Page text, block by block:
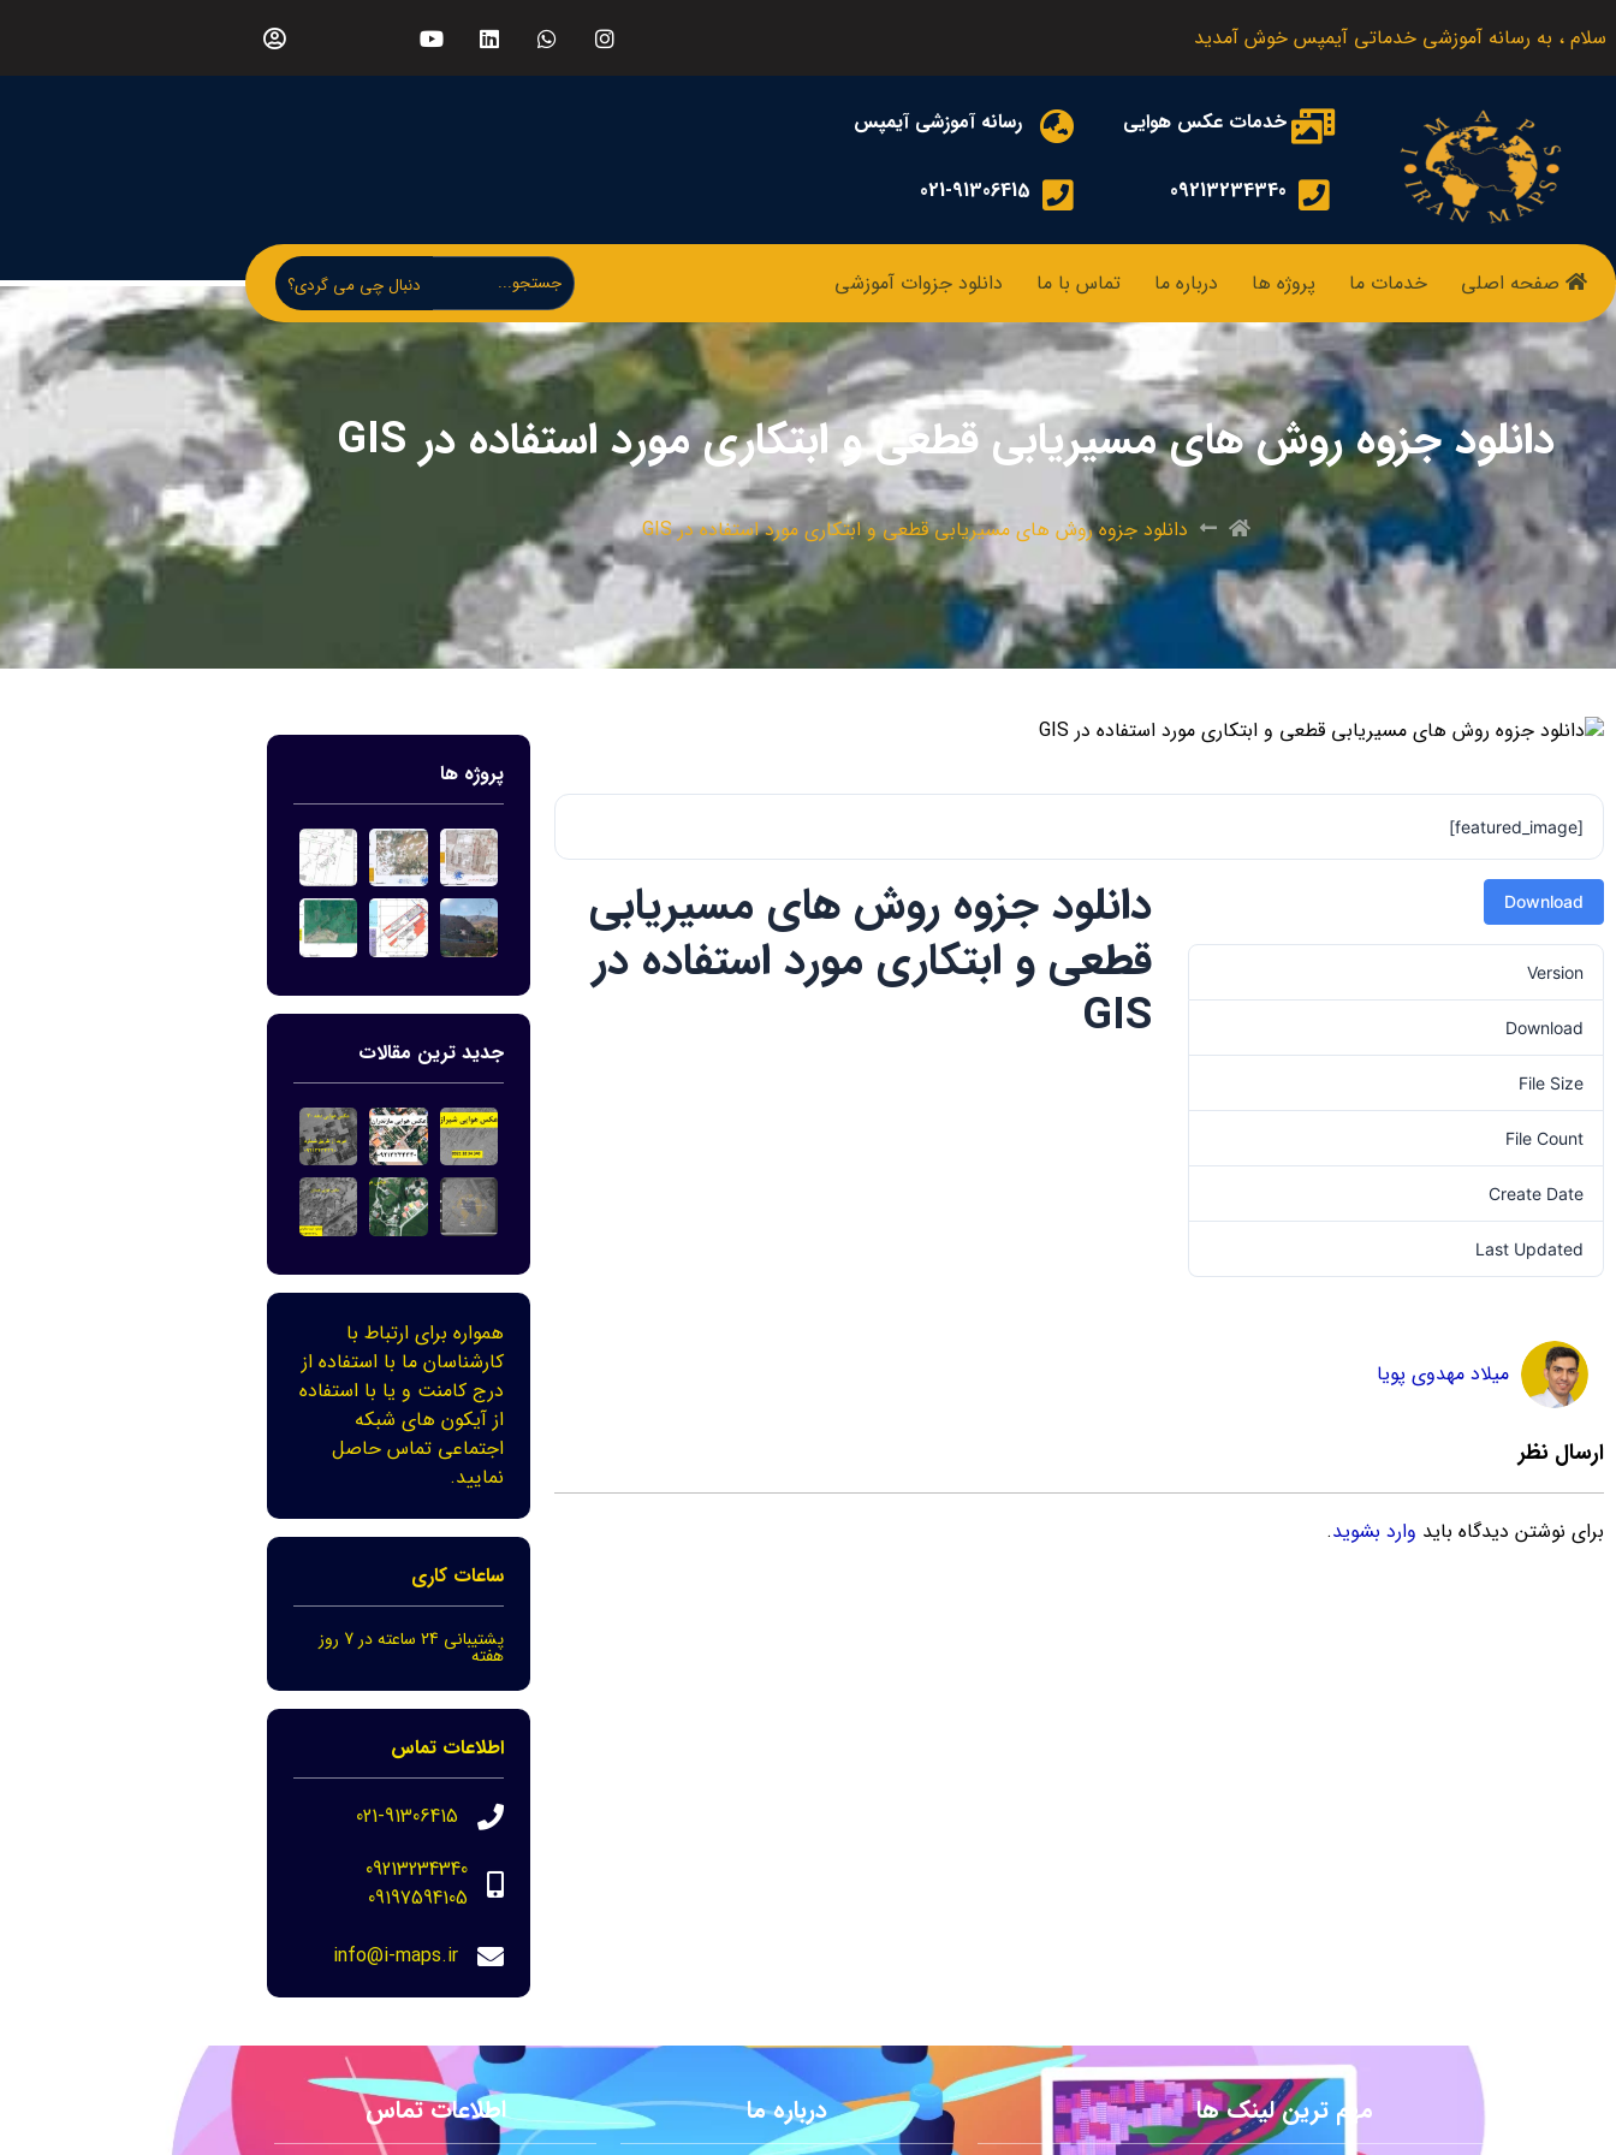
سلام ، به رسانه آموزشی خدماتی آیمپس خوش آمدید
خدمات عکس هوایی
09213234340
رسانه آموزشی آیمپس
021-91306415
صفحه اصلی خدمات ما پروژه ها درباره ما تماس با ما دانلود جزوات آموزشی دنبال چی می گردی؟
دانلود جزوه روش های مسیریابی قطعی و ابتکاری مورد استفاده در GIS
دانلود جزوه روش های مسیریابی قطعی و ابتکاری مورد استفاده در GIS
[featured_image]
Download
Version
Download
File Size
File Count
Create Date
Last Updated
دانلود جزوه روش های مسیریابی
قطعی و ابتکاری مورد استفاده در
GIS
میلاد مهدوی پویا
ارسال نظر
برای نوشتن دیدگاه باید وارد بشوید.
پروژه ها
جدید ترین مقالات
همواره برای ارتباط با
کارشناسان ما با استفاده از
درج کامنت و یا با استفاده
از آیکون های شبکه
اجتماعی تماس حاصل
نمایید.
ساعات کاری
پشتیبانی 24 ساعته در 7 روز
هفته
اطلاعات تماس
021-91306415
09213234340
09197594105
info@i-maps.ir
مهم ترین لینک ها درباره ما اطلاعات تماس